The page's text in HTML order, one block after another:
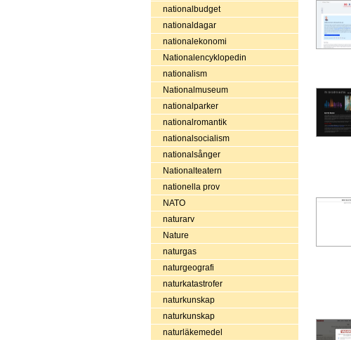
nationalbudget
nationaldagar
nationalekonomi
Nationalencyklopedin
nationalism
Nationalmuseum
nationalparker
nationalromantik
nationalsocialism
nationalsånger
Nationalteatern
nationella prov
NATO
naturarv
Nature
naturgas
naturgeografi
naturkatastrofer
naturkunskap
naturkunskap
naturläkemedel